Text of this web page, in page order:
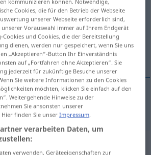
anklicken/antippen)
(sravnjivati) ebnen
für "ebnen"
Cookies, die für den Betrieb der Webseite
unserer Webseite erforderlich sind,
Vorauswahl immer auf Ihrem Endgerät
und Cookies, die der Bereitstellung
dienen, werden nur gespeichert, wenn Sie uns
„Akzeptieren“-Button Ihr Einverständnis
auf „Fortfahren ohne Akzeptieren“. Sie
jederzeit für zukünftige Besuche unserer
Sie weitere Informationen zu den Cookies
möchten, klicken Sie einfach auf den
Weitergehende Hinweise zu der
Sie ansonsten unserer
. Hier finden Sie unserImpressum
verarbeiten Daten, um
verwenden. Geräteeigenschaften zur